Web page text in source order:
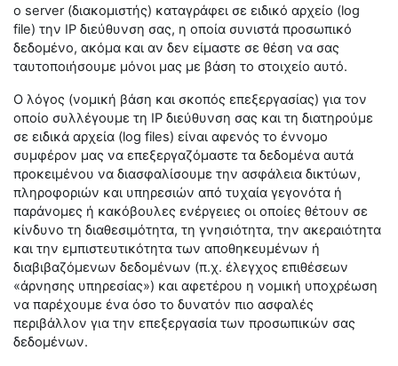
ο server (διακομιστής) καταγράφει σε ειδικό αρχείο (log
file) την IP διεύθυνση σας, η οποία συνιστά προσωπικό
δεδομένο, ακόμα και αν δεν είμαστε σε θέση να σας
ταυτοποιήσουμε μόνοι μας με βάση το στοιχείο αυτό.
Ο λόγος (νομική βάση και σκοπός επεξεργασίας) για τον
οποίο συλλέγουμε τη IP διεύθυνση σας και τη διατηρούμε
σε ειδικά αρχεία (log files) είναι αφενός το έννομο
συμφέρον μας να επεξεργαζόμαστε τα δεδομένα αυτά
προκειμένου να διασφαλίσουμε την ασφάλεια δικτύων,
πληροφοριών και υπηρεσιών από τυχαία γεγονότα ή
παράνομες ή κακόβουλες ενέργειες οι οποίες θέτουν σε
κίνδυνο τη διαθεσιμότητα, τη γνησιότητα, την ακεραιότητα
και την εμπιστευτικότητα των αποθηκευμένων ή
διαβιβαζόμενων δεδομένων (π.χ. έλεγχος επιθέσεων
«άρνησης υπηρεσίας») και αφετέρου η νομική υποχρέωση
να παρέχουμε ένα όσο το δυνατόν πιο ασφαλές
περιβάλλον για την επεξεργασία των προσωπικών σας
δεδομένων.